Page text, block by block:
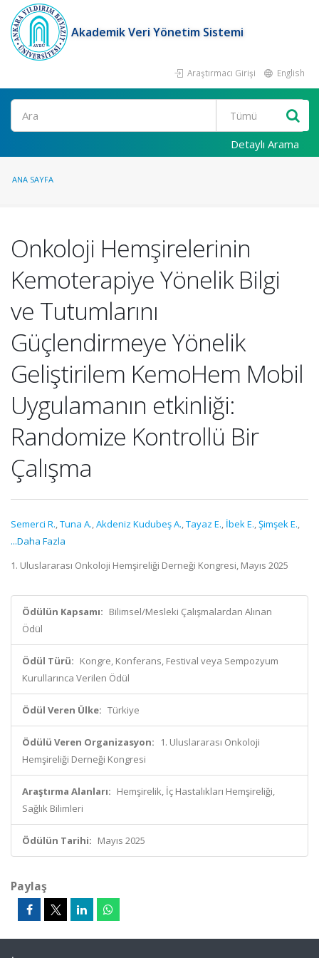
Akademik Veri Yönetim Sistemi
Araştırmacı Girişi English
Ara
Detaylı Arama
ANA SAYFA
Onkoloji Hemşirelerinin
Kemoterapiye Yönelik Bilgi
ve Tutumlarını
Güçlendirmeye Yönelik
Geliştirilem KemoHem Mobil
Uygulamanın etkinliği:
Randomize Kontrollü Bir
Çalışma
Semerci R.,Tuna A.,Akdeniz Kudubeş A.,Tayaz E., İbek E.,Şimşek E.,
...Daha Fazla
1. Uluslararası Onkoloji Hemşireliği Derneği Kongresi, Mayıs 2025
Ödülün Kapsamı: Bilimsel/Mesleki Çalışmalardan Alınan
Ödül
Ödül Türü: Kongre, Konferans, Festival veya Sempozyum
Kurullarınca Verilen Ödül
Ödül Veren Ülke: Türkiye
Ödülü Veren Organizasyon:
1. Uluslararası Onkoloji
Hemşireliği Derneği Kongresi
Araştırma Alanları: Hemşirelik, İç Hastalıkları Hemşireliği,
Sağlık Bilimleri
Ödülün Tarihi: Mayıs 2025
Paylaş